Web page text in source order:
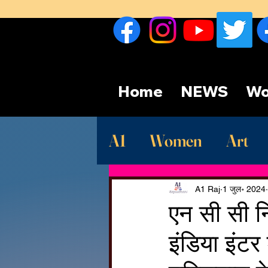
Home NEWS
A1 Women Art
Sport देश
एन सी सी
इंडिया
A1 Raj 1 जुल॰ 2024